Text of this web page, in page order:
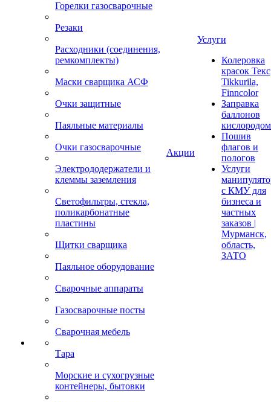
Горелки газосварочные
Резаки
Расходники (соединения,
ремкомплекты)
Маски сварщика АСФ
Очки защитные
Паяльные материалы
Очки газосварочные
Электрододержатели и
клеммы заземления
Светофильтры, стекла,
поликарбонатные
пластины
Щитки сварщика
Паяльное оборудование
Сварочные аппараты
Газосварочные посты
Сварочная мебель
Тара
Морские и сухогрузные
контейнеры, бытовки
Акции
Услуги
Колеровка
красок
Tikkurila,
Finncolor
Заправка
баллонов
кислородом
Пошив
флагов и
пологов
Услуги
с КМУ для
бизнеса и
частных
заказов |
Мурманск,
область,
ЗАТО